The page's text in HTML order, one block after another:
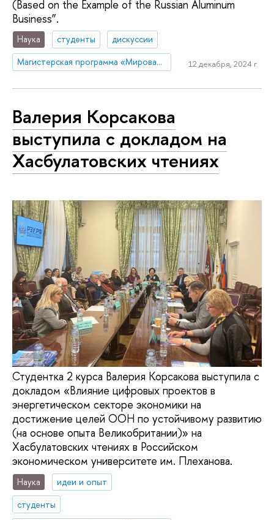
(Based on the Example of the Russian Aluminum
Business”.
Наука студенты
дискуссии
Магистерская программа «Мировая экономика»
12 декабря, 2024 г.
Валерия Корсакова
выступила с докладом на
Хасбулатовских чтениях
Студентка 2 курса Валерия Корсакова выступила с
докладом «Влияние цифровых проектов в
энергетическом секторе экономики на
достижение целей ООН по устойчивому развитию
(на основе опыта Великобритании)» на
Хасбулатовских чтениях в Российском
экономическом университете им. Плеханова.
Наука
идеи и опыт
студенты